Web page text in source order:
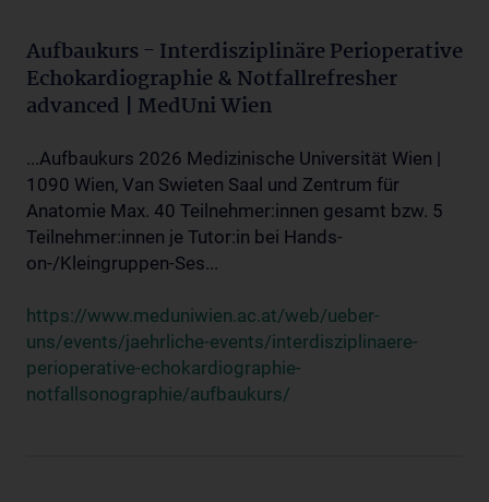
Aufbaukurs - Interdisziplinäre Perioperative
Echokardiographie & Notfallrefresher
advanced | MedUni Wien
...Aufbaukurs 2026 Medizinische Universität Wien |
1090 Wien, Van Swieten Saal und Zentrum für
Anatomie Max. 40 Teilnehmer:innen gesamt bzw. 5
Teilnehmer:innen je Tutor:in bei Hands-
on-/Kleingruppen-Ses...
https://www.meduniwien.ac.at/web/ueber-
uns/events/jaehrliche-events/interdisziplinaere-
perioperative-echokardiographie-
notfallsonographie/aufbaukurs/